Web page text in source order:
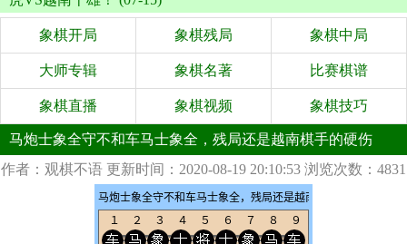
象棋开局 象棋残局 象棋中局
大师专辑 象棋名著 比赛棋谱
象棋直播 象棋视频 象棋技巧
马炮士象全守不和车马士象全，残局还是越南棋手的硬伤
作者：观棋不语 更新时间：2020-08-19 20:10:53 浏览次数：4831